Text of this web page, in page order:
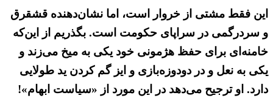
این فقط مشتی از خروار است، اما نشان‌دهنده قشقرق
و سردرگمی در سراپای حکومت است. بگذریم از این‌که
خامنه‌ای برای حفظ هژمونی خود یکی به میخ می‌زند و
یکی به نعل و در دودوزه‌بازی و ایز گم کردن ید طولایی
دارد. او ترجیح می‌دهد در این مورد از «سیاست ابهام»!